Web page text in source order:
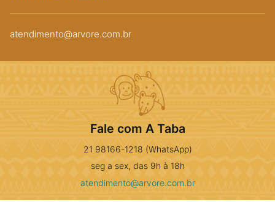
atendimento@arvore.com.br
Fale com A Taba
21 98166-1218 (WhatsApp)
seg a sex, das 9h à 18h
atendimento@arvore.com.br